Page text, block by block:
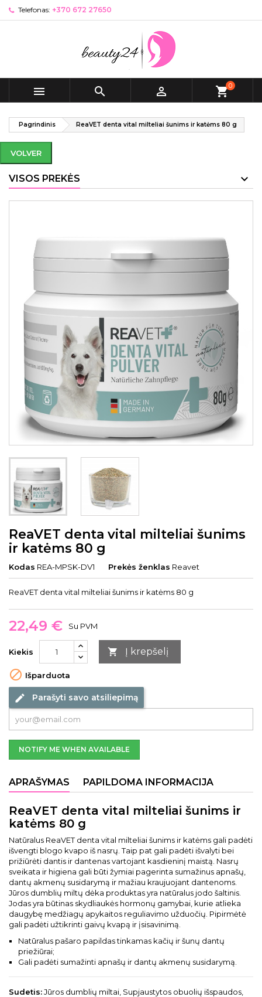
Telefonas: +370 672 27650
   shopping_cart0
Pagrindinis ReaVET denta vital milteliai šunims ir katėms 80 g
VOLVER
VISOS PREKĖS
ReaVET denta vital milteliai šunims
ir katėms 80 g
Kodas REA-MPSK-DV1 Prekės ženklas Reavet
ReaVET denta vital milteliai šunims ir katėms 80 g
22,49 € Su PVM
Kiekis  Į krepšelį
 Išparduota
edit Parašyti savo atsiliepimą
NOTIFY ME WHEN AVAILABLE
APRAŠYMAS PAPILDOMA INFORMACIJA
ReaVET denta vital milteliai šunims ir
katėms 80 g
Natūralus ReaVET denta vital milteliai šunims ir katėms gali padėti
išvengti blogo kvapo iš nasrų. Taip pat gali padėti išvalyti bei
prižiūrėti dantis ir dantenas vartojant kasdieninį maistą. Nasrų
sveikata ir higiena gali būti žymiai pagerinta sumažinus apnašų,
dantų akmenų susidarymą ir mažiau kraujuojant dantenoms.
Jūros dumblių miltų dėka produktas yra natūralus jodo šaltinis.
Jodas yra būtinas skydliaukės hormonų gamybai, kurie atlieka
daugybę medžiagų apykaitos reguliavimo užduočių. Pipirmėtė
gali padėti užtikrinti gaivų kvapą ir įsisavinimą.
Natūralus pašaro papildas tinkamas kačių ir šunų dantų
priežiūrai;
Gali padėti sumažinti apnašų ir dantų akmenų susidarymą.
Sudetis:Jūros dumblių miltai, Supjaustytos obuolių išspaudos,